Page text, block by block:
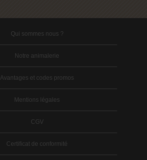
Qui sommes nous ?
Notre animalerie
Avantages et codes promos
Mentions légales
CGV
Certificat de conformité